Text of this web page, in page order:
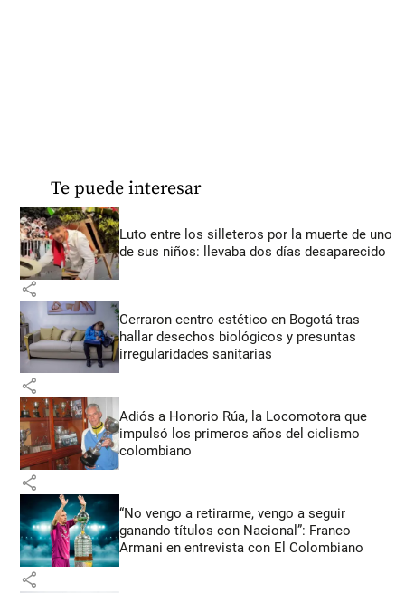
Te puede interesar
Luto entre los silleteros por la muerte de uno
de sus niños: llevaba dos días desaparecido
share
Cerraron centro estético en Bogotá tras
hallar desechos biológicos y presuntas
irregularidades sanitarias
share
Adiós a Honorio Rúa, la Locomotora que
impulsó los primeros años del ciclismo
colombiano
share
“No vengo a retirarme, vengo a seguir
ganando títulos con Nacional”: Franco
Armani en entrevista con El Colombiano
share